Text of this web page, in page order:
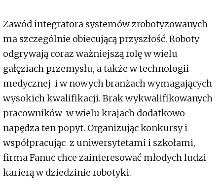
Zawód integratora systemów zrobotyzowanych
ma szczególnie obiecującą przyszłość. Roboty
odgrywają coraz ważniejszą rolę w wielu
gałęziach przemysłu, a także w technologii
medycznej i w nowych branżach wymagających
wysokich kwalifikacji. Brak wykwalifikowanych
pracowników w wielu krajach dodatkowo
napędza ten popyt. Organizując konkursy i
współpracując z uniwersytetami i szkołami,
firma Fanuc chce zainteresować młodych ludzi
karierą w dziedzinie robotyki.